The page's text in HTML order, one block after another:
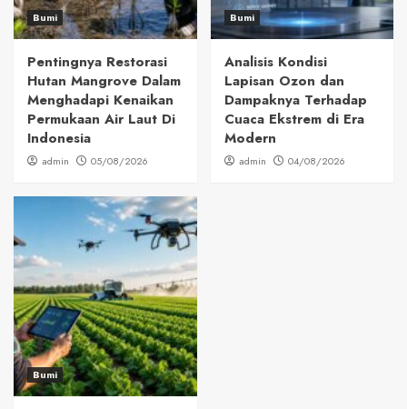
Bumi
Pentingnya Restorasi
Hutan Mangrove Dalam
Menghadapi Kenaikan
Permukaan Air Laut Di
Indonesia
admin 05/08/2026
Bumi
Analisis Kondisi
Lapisan Ozon dan
Dampaknya Terhadap
Cuaca Ekstrem di Era
Modern
admin 04/08/2026
Bumi